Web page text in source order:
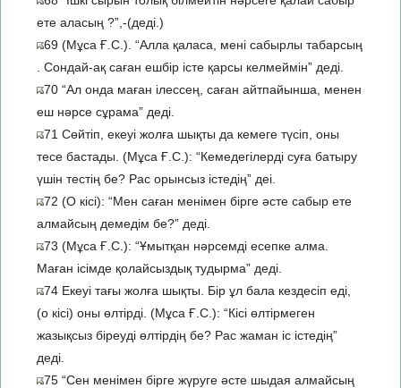
ете аласың ?”,-(деді.)
69 (Мұса Ғ.С.). “Алла қаласа, мені сабырлы табарсың
. Сондай-ақ саған ешбір істе қарсы келмеймін” деді.
70 “Ал онда маған ілессең, саған айтпайынша, менен
еш нәрсе сұрама” деді.
71 Сөйтіп, екеуі жолға шықты да кемеге түсіп, оны
тесе бастады. (Мұса Ғ.С.): “Кемедегілерді суға батыру
үшін тестің бе? Рас орынсыз істедің” деі.
72 (О кісі): “Мен саған менімен бірге әсте сабыр ете
алмайсың демедім бе?” деді.
73 (Мұса Ғ.С.): “Ұмытқан нәрсемді есепке алма.
Маған ісімде қолайсыздық тудырма” деді.
74 Екеуі тағы жолға шықты. Бір ұл бала кездесіп еді,
(о кісі) оны өлтірді. (Мұса Ғ.С.): “Кісі өлтірмеген
жазықсыз біреуді өлтірдің бе? Рас жаман іс істедің”
деді.
75 “Сен менімен бірге жүруге әсте шыдая алмайсың